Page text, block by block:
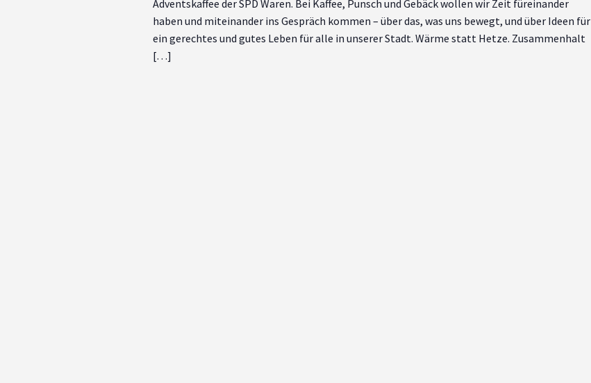
Adventskaffee der SPD Waren. Bei Kaffee, Punsch und Gebäck wollen wir Zeit füreinander
haben und miteinander ins Gespräch kommen – über das, was uns bewegt, und über Ideen für
ein gerechtes und gutes Leben für alle in unserer Stadt. Wärme statt Hetze. Zusammenhalt
[…]